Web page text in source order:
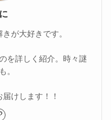
が大好きです。
を詳しく紹介。時々謎
。
けします！！